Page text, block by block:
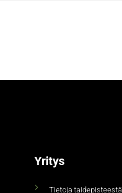
Yritys
Tietoja taidepisteestä